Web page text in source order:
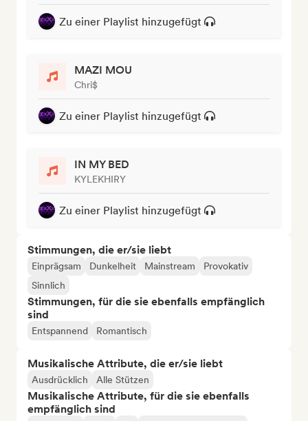
Zu einer Playlist hinzugefügt
MAZI MOU
Chri$
Zu einer Playlist hinzugefügt
IN MY BED
KYLEKHIRY
Zu einer Playlist hinzugefügt
Stimmungen, die er/sie liebt
Einprägsam Dunkelheit Mainstream
Provokativ
Sinnlich
Stimmungen, für die sie ebenfalls empfänglich
sind
Entspannend Romantisch
Musikalische Attribute, die er/sie liebt
Ausdrücklich Alle Stützen
Musikalische Attribute, für die sie ebenfalls
empfänglich sind